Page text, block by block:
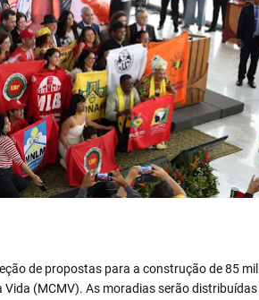
de propostas para a construção de 85
(MCMV). As moradias serão